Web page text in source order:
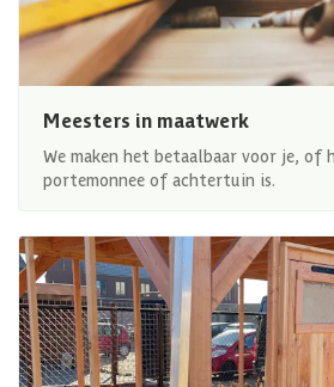
Meesters in maatwerk
We maken het betaalbaar voor je, of
portemonnee of achtertuin is.